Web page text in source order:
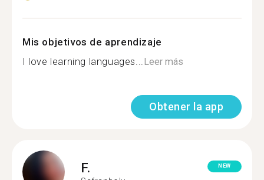
Mis objetivos de aprendizaje
I love learning languages...Leer más
Obtener la app
F. NEW